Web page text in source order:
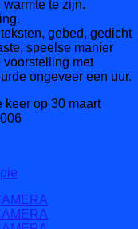
te zijn.
gebed, gedicht
speelse manier
voorstelling met
ongeveer een uur.
keer op 30 maart